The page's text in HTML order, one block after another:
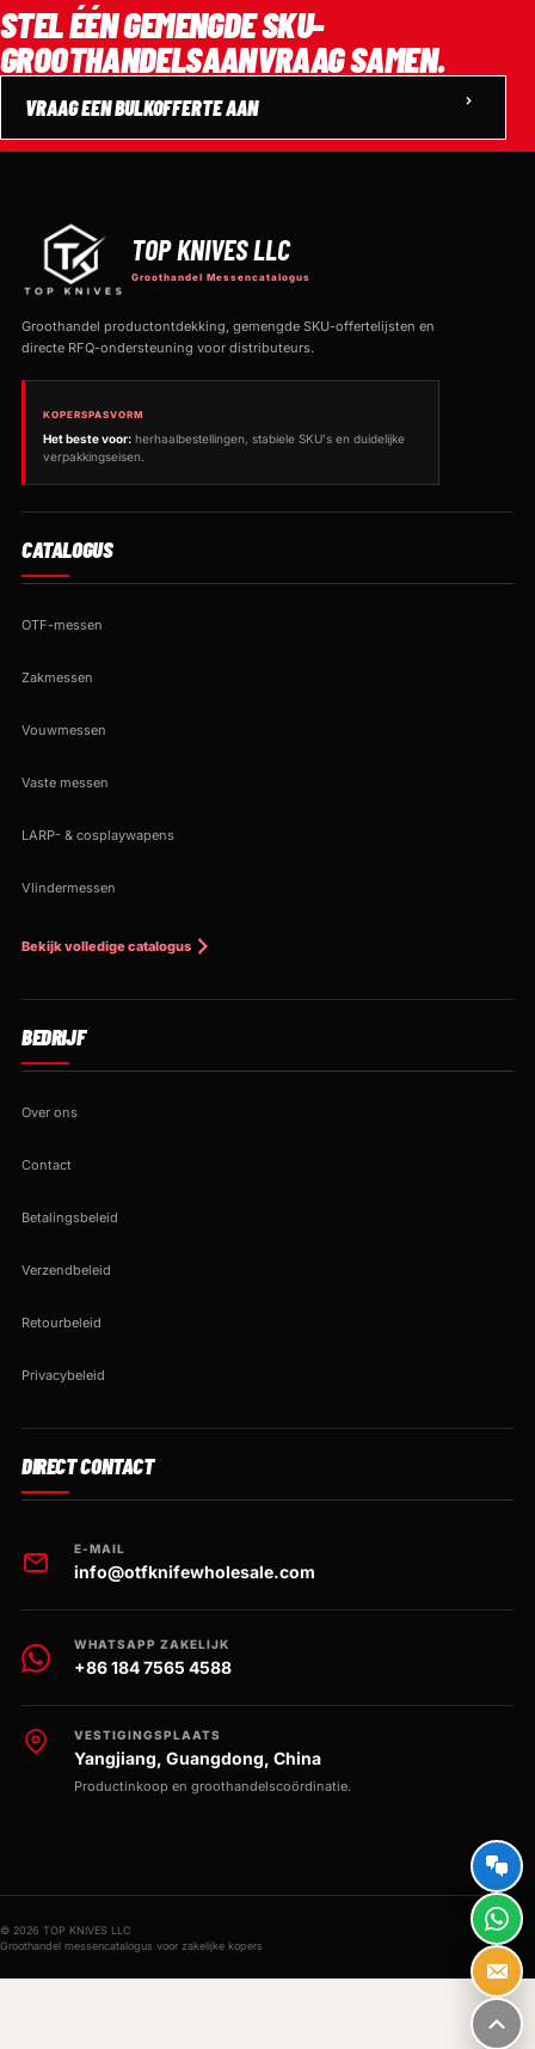
STEL ÉÉN GEMENGDE SKU-
GROOTHANDELSAANVRAAG SAMEN.
VRAAG EEN BULKOFFERTE AAN
TOP KNIVES LLC
Groothandel Messencatalogus
Groothandel productontdekking, gemengde SKU-offertelijsten en
directe RFQ-ondersteuning voor distributeurs.
KOPERSPASVORM
Het beste voor: herhaalbestellingen, stabiele SKU's en duidelijke
verpakkingseisen.
CATALOGUS
OTF-messen
Zakmessen
Vouwmessen
Vaste messen
LARP- & cosplaywapens
Vlindermessen
Bekijk volledige catalogus
BEDRIJF
Over ons
Contact
Betalingsbeleid
Verzendbeleid
Retourbeleid
Privacybeleid
DIRECT CONTACT
E-MAIL
info@otfknifewholesale.com
WHATSAPP ZAKELIJK
+86 184 7565 4588
VESTIGINGSPLAATS
Yangjiang, Guangdong, China
Productinkoop en groothandelscoördinatie.
© 2026 TOP KNIVES LLC
Groothandel messencatalogus voor zakelijke kopers